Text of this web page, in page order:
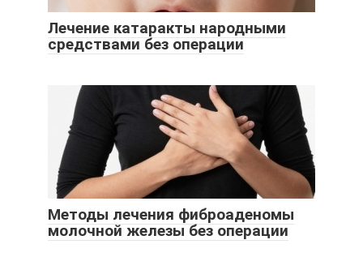
Лечение катаракты народными
средствами без операции
Методы лечения фиброаденомы
молочной железы без операции